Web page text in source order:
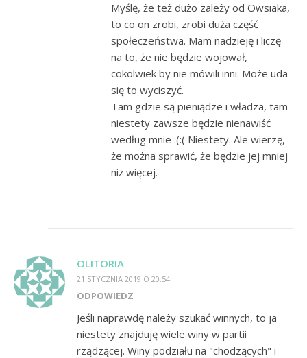
Myślę, że też dużo zależy od Owsiaka,
to co on zrobi, zrobi duża część
społeczeństwa. Mam nadzieję i liczę
na to, że nie będzie wojował,
cokolwiek by nie mówili inni. Może uda
się to wyciszyć.
Tam gdzie są pieniądze i władza, tam
niestety zawsze będzie nienawiść
według mnie :(:( Niestety. Ale wierzę,
że można sprawić, że będzie jej mniej
niż więcej.
OLITORIA
21 STYCZNIA 2019 O 20:54
ODPOWIEDZ
Jeśli naprawdę należy szukać winnych, to ja
niestety znajduję wiele winy w partii
rządzącej. Winy podziału na "chodzących" i